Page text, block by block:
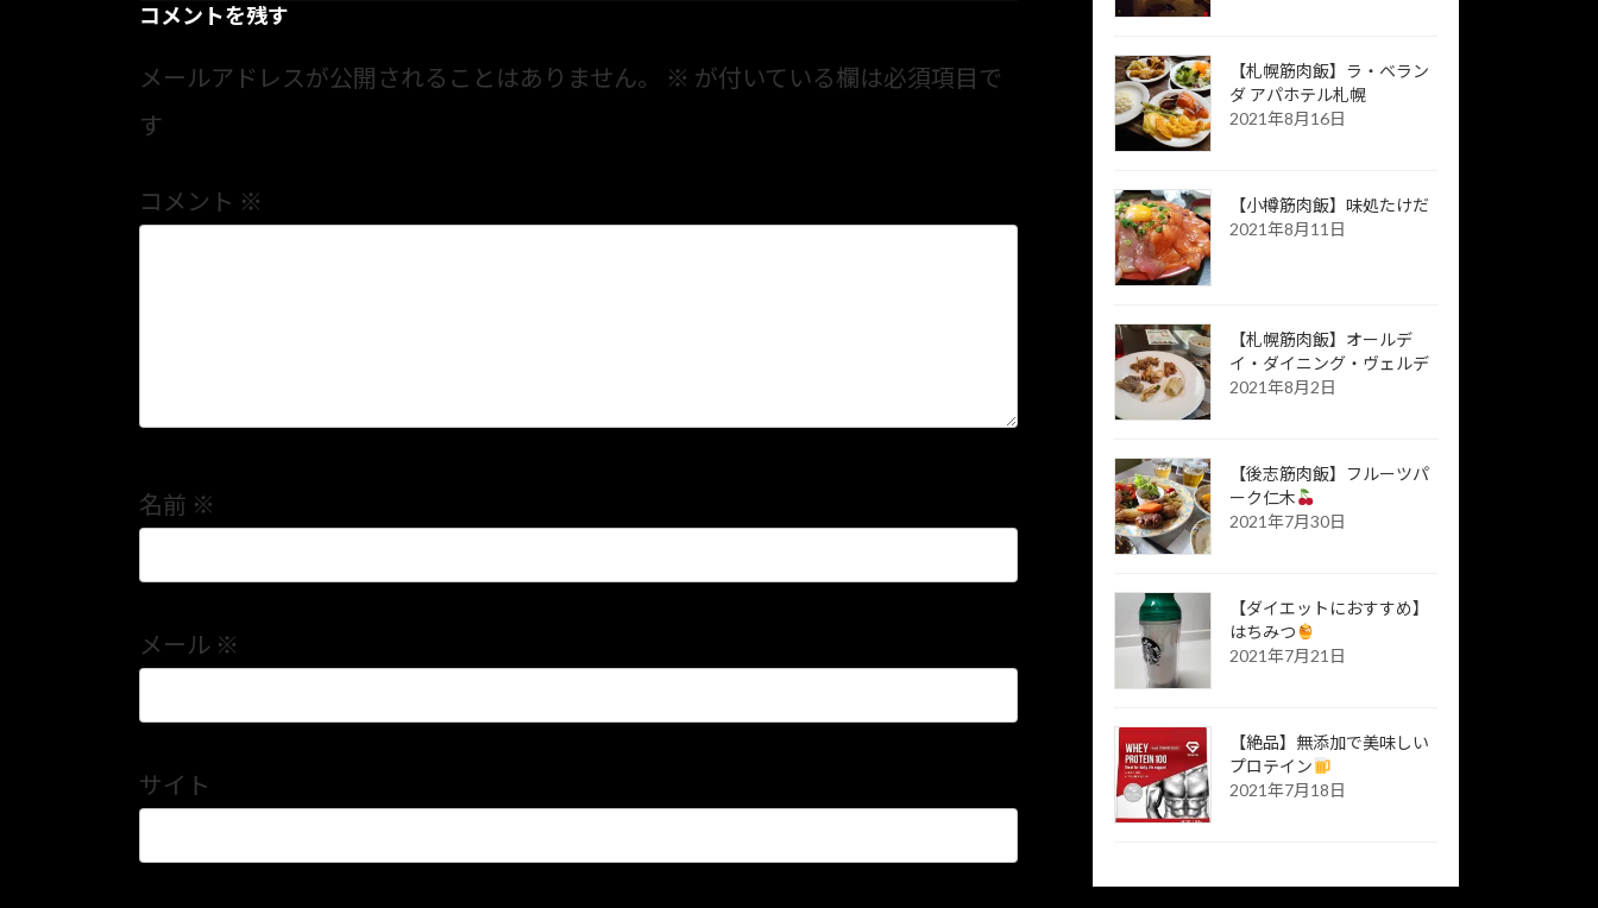
コメントを残す
メールアドレスが公開されることはありません。 ※ が付いている欄は必須項目で
す
コメント ※
名前 ※
メール ※
サイト
【札幌筋肉飯】ラ・ベラン
ダ アパホテル札幌
2021年8月16日
【小樽筋肉飯】味処たけだ
2021年8月11日
【札幌筋肉飯】オールデ
イ・ダイニング・ヴェルデ
2021年8月2日
【後志筋肉飯】フルーツパ
ーク仁木
2021年7月30日
【ダイエットにおすすめ】
はちみつ
2021年7月21日
【絶品】無添加で美味しい
プロテイン
2021年7月18日